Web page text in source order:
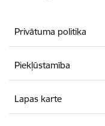
Privātuma politika
Piekļūstamība
Lapas karte